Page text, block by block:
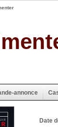
annonce
Date